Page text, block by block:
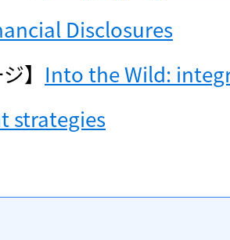
Disclosures
】 Into the Wild:
strategies